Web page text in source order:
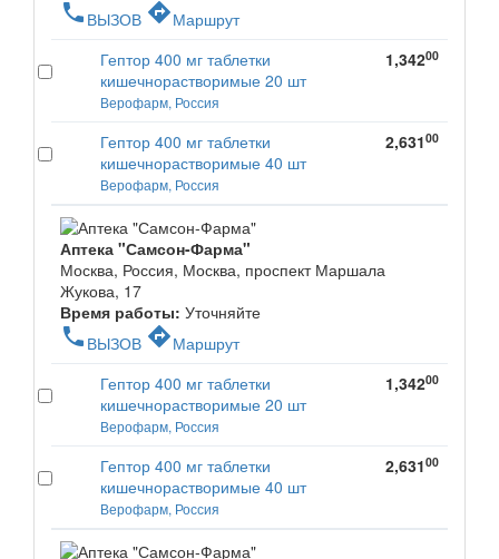
phone ВЫЗОВ directionsМаршрут
Гептор 400 мг таблетки
кишечнорастворимые 20 шт
Верофарм, Россия
1,34200
Гептор 400 мг таблетки
кишечнорастворимые 40 шт
Верофарм, Россия
2,63100
Аптека "Самсон-Фарма"
Москва, Россия, Москва, проспект Маршала
Жукова, 17
Время работы: Уточняйте
phone ВЫЗОВ directionsМаршрут
Гептор 400 мг таблетки
кишечнорастворимые 20 шт
Верофарм, Россия
1,34200
Гептор 400 мг таблетки
кишечнорастворимые 40 шт
Верофарм, Россия
2,63100